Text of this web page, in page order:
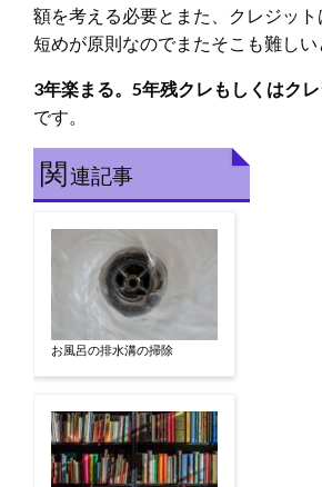
額を考える必要とまた、クレジッ
短めが原則なのでまたそこも難しい
3年楽まる。5年残クレもしくはク
です。
関連記事
お風呂の排水溝の掃除